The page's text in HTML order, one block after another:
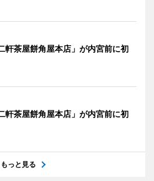
軒茶屋餅角屋本店」が内宮前に初
軒茶屋餅角屋本店」が内宮前に初
もっと見る